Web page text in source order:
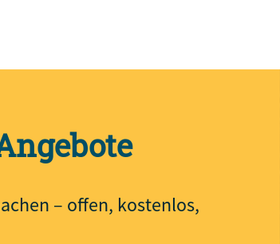
– offen, kostenlos,